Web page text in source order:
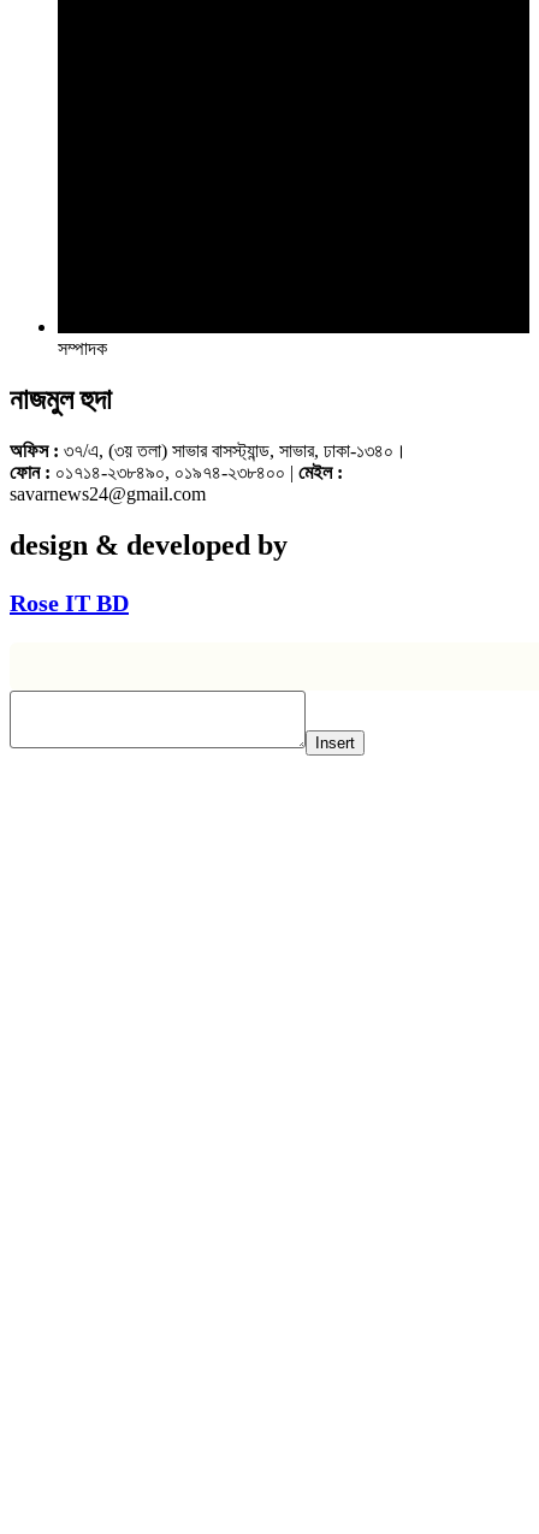
সম্পাদক
নাজমুল হুদা
অফিস : ৩৭/এ, (৩য় তলা) সাভার বাসস্ট্যান্ড, সাভার, ঢাকা-১৩৪০।
ফোন : ০১৭১৪-২৩৮৪৯০, ০১৯৭৪-২৩৮৪০০ | মেইল :
savarnews24@gmail.com
design & developed by
Rose IT BD
Insert